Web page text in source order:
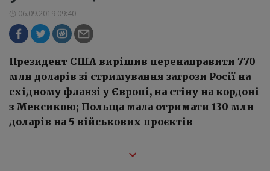
06.09.2019 09:40
Президент США вирішив перенаправити 770
млн доларів зі стримування загрози Росії на
східному фланзі у Європі, на стіну на кордоні
з Мексикою; Польща мала отримати 130 млн
доларів на 5 військових проєктів